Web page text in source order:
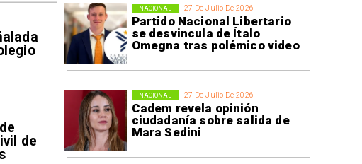
27 De Julio De 2026
Partido Nacional Libertario
se desvincula de Ítalo
Omegna tras polémico video
NACIONAL
27 De Julio De 2026
Cadem revela opinión
ciudadanía sobre salida de
Mara Sedini
NACIONAL
de